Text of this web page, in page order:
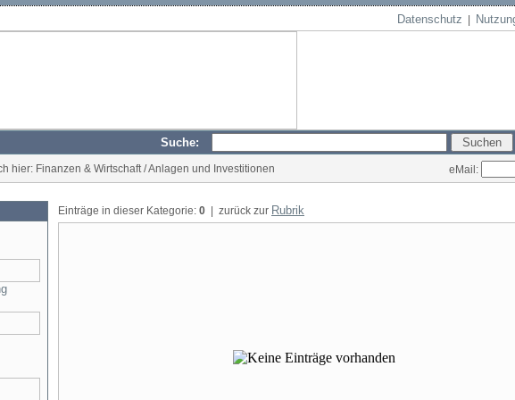
Datenschutz
Suche:
hier: Finanzen & Wirtschaft / Anlagen und Investitionen eMail:
Einträge in dieser Kategorie: 0 | zurück zur Rubrik